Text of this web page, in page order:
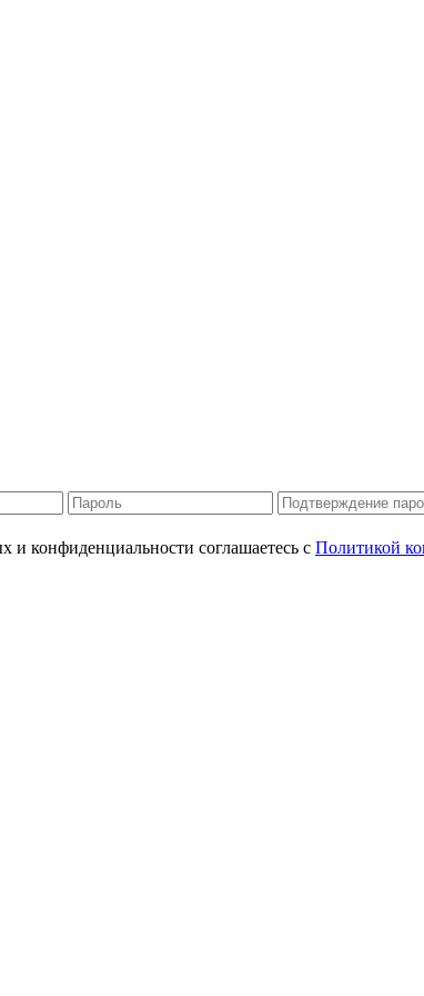
и конфиденциальности соглашаетесь с Политикой